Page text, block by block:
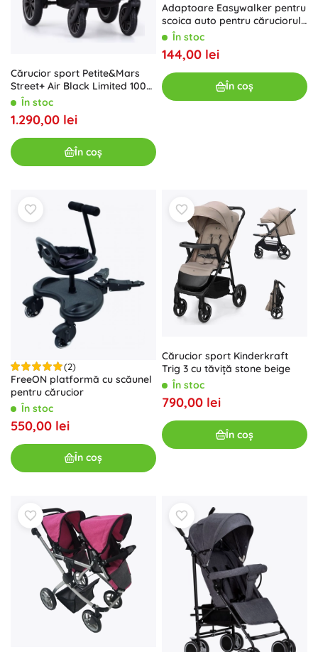
Cărucior sport Petite&Mars
Street+ Air Black Limited 100
Kingdom
În stoc
1.290,00 lei
În coș
Adaptoare Easywalker pentru
scoica auto pentru căruciorul
ZoeyÎn stoc
144,00 lei
În coș
(2)
FreeON platformă cu scăunel
pentru cărucior
În stoc
550,00 lei
În coș
Cărucior sport Kinderkraft
Trig 3 cu tăviță stone beige
În stoc
790,00 lei
În coș